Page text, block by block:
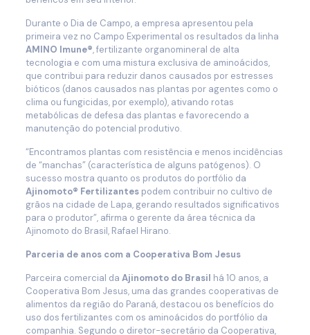
Durante o Dia de Campo, a empresa apresentou pela
primeira vez no Campo Experimental os resultados da linha
AMINO Imune®, fertilizante organomineral de alta
tecnologia e com uma mistura exclusiva de aminoácidos,
que contribui para reduzir danos causados por estresses
bióticos (danos causados nas plantas por agentes como o
clima ou fungicidas, por exemplo), ativando rotas
metabólicas de defesa das plantas e favorecendo a
manutenção do potencial produtivo.
“Encontramos plantas com resistência e menos incidências
de “manchas” (característica de alguns patógenos). O
sucesso mostra quanto os produtos do portfólio da
Ajinomoto® Fertilizantespodem contribuir no cultivo de
grãos na cidade de Lapa, gerando resultados significativos
para o produtor”, afirma o gerente da área técnica da
Ajinomoto do Brasil, Rafael Hirano.
Parceria de anos com a Cooperativa Bom Jesus
Parceira comercial da Ajinomoto do Brasil há 10 anos, a
Cooperativa Bom Jesus, uma das grandes cooperativas de
alimentos da região do Paraná, destacou os benefícios do
uso dos fertilizantes com os aminoácidos do portfólio da
companhia. Segundo o diretor-secretário da Cooperativa,